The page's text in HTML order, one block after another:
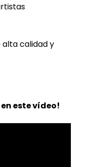
alta calidad y
este vídeo!